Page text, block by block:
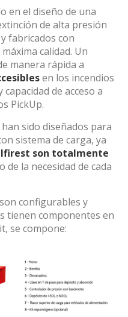
en el diseño de una
de alta presión
fabricados con
calidad. Un
manera rápida a
en los incendios
de acceso a
PickUp.
sido diseñados para
sistema de carga, ya
son totalmente
de la necesidad de cada
configurables y
tienen componentes en
se compone: